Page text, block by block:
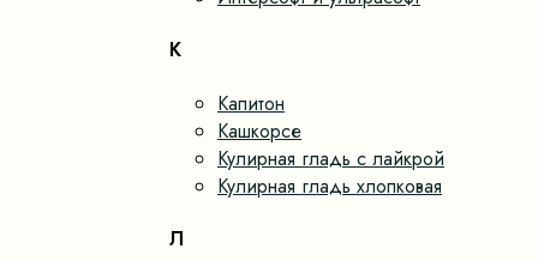
К
Капитон
Кашкорсе
Кулирная гладь с лайкрой
Кулирная гладь хлопковая
Л